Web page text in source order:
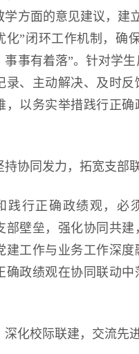
学方面的意见建议，建
”闭环工作机制，确
事事有着落”。针对学生
录、主动解决、及时反
，以务实举措践行正确
持协同发力，拓宽支部
践行正确政绩观，必
部壁垒，强化协同共建
建工作与业务工作深度
确政绩观在协同联动中
深化校际联建，交流先